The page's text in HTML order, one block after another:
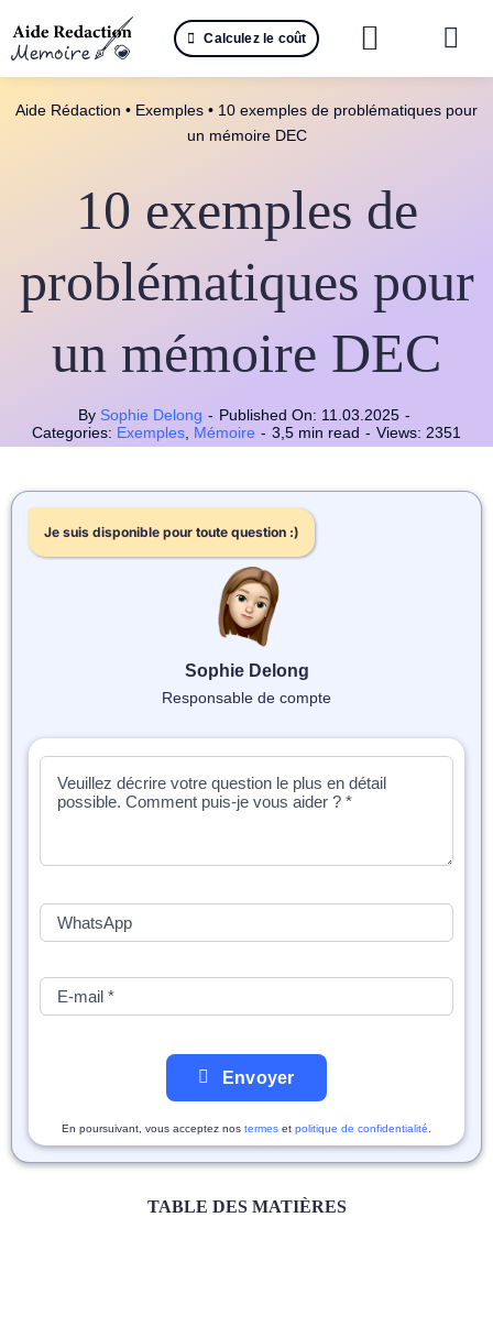
au
contenu
Calculez le coût
📝
📝
👩‍🏫
Aide Rédaction • Exemples • 10 exemples de problématiques pour
un mémoire DEC
10 exemples de
problématiques pour
un mémoire DEC
By Sophie Delong - Published On: 11.03.2025 -
Categories: Exemples Mémoire - 3,5 min read - Views: 2351
Je suis disponible pour toute question :)
Sophie Delong
Responsable de compte
Envoyer
En poursuivant, vous acceptez nos termes et politique de confidentialité
TABLE DES MATIÈRES